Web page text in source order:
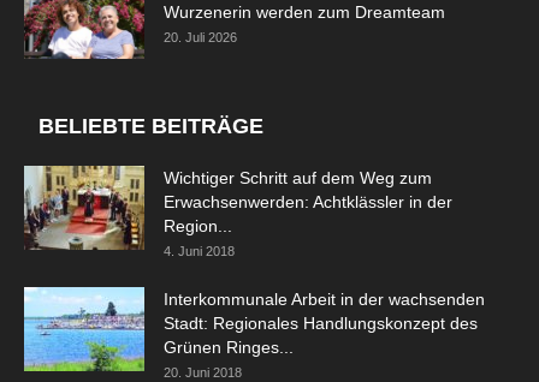
Wurzenerin werden zum Dreamteam
20. Juli 2026
BELIEBTE BEITRÄGE
Wichtiger Schritt auf dem Weg zum
Erwachsenwerden: Achtklässler in der
Region...
4. Juni 2018
Interkommunale Arbeit in der wachsenden
Stadt: Regionales Handlungskonzept des
Grünen Ringes...
20. Juni 2018